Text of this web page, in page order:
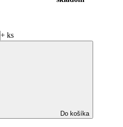
+ ks
Do košíka